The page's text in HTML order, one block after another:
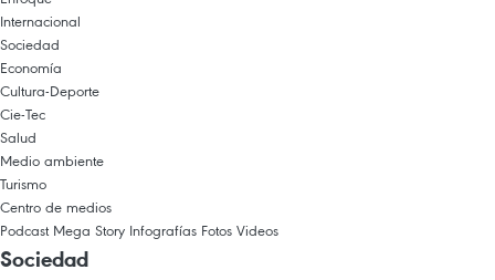
Internacional
Sociedad
Economía
Cultura-Deporte
Cie-Tec
Salud
Medio ambiente
Turismo
Centro de medios
Podcast Mega Story Infografías Fotos Videos
Sociedad